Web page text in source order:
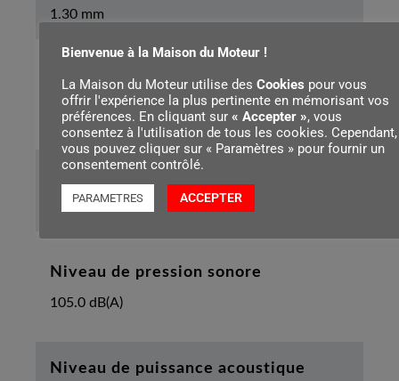
1.30 mm
Pas de la chaîne
.325"
448 mm
Niveau de pression sonore
105.0 dB(A)
Niveau de puissance acoustique
Bienvenue à la Maison du Moteur !
La Maison du Moteur utilise des Cookies pour vous
offrir l'expérience la plus pertinente en mémorisant vos
préférences. En cliquant sur « Accepter », vous
consentez à l'utilisation de tous les cookies. Cependant,
vous pouvez cliquer sur « Paramètres » pour fournir un
consentement contrôlé.
PARAMETRES ACCEPTER